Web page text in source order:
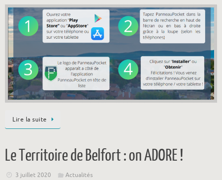
Lire la suite
Le Territoire de Belfort : on ADORE !
3 juillet 2020 Actualités